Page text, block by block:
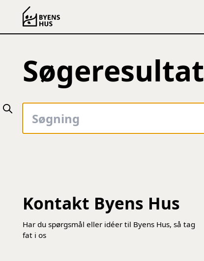
Spring til indhold
Søgeresultat
Kontakt Byens Hus
Har du spørgsmål eller idéer til Byens Hus, så tag
fat i os